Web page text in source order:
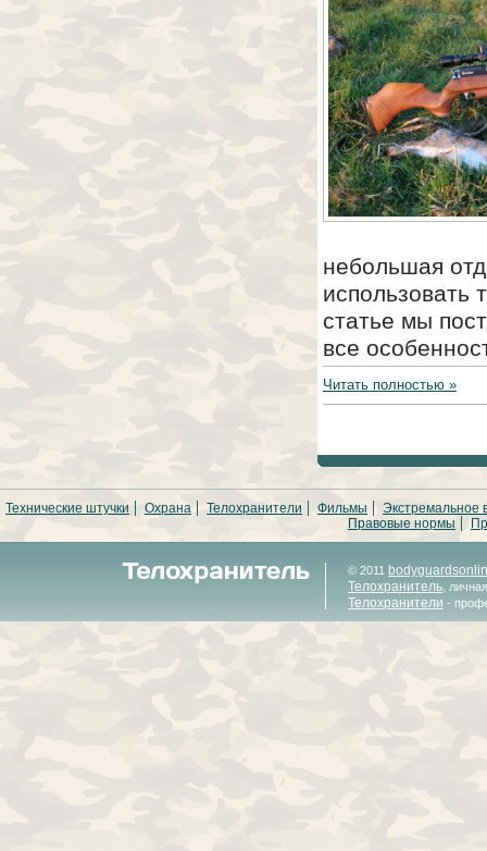
небольшая
использовать
статье мы
все
Читать полностью »
Технические штучки Охрана Телохранители Фильмы
Экстремальное
Правовые нормы
© 2011
Телохранитель,
Телохранители -